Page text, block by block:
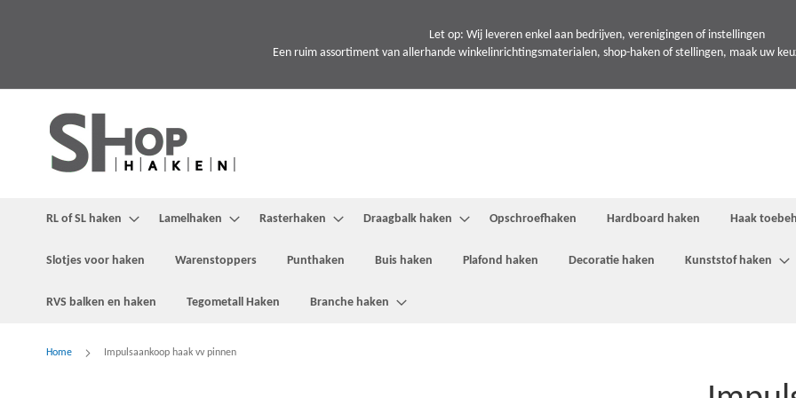
Let op: Wij leveren enkel aan bedrijven, verenigingen of instellingen
Een ruim assortiment van allerhande winkelinrichtingsmaterialen, shop-haken of stellingen, maak uw
RL of SL haken Lamelhaken Rasterhaken Draagbalk haken Opschroefhaken Hardboard haken Haak
Slotjes voor haken Warenstoppers Punthaken Buis haken Plafond haken Decoratie haken Kunststof haken
RVS balken en haken Tegometall Haken Branche haken
Home Impulsaankoop haak vv pinnen